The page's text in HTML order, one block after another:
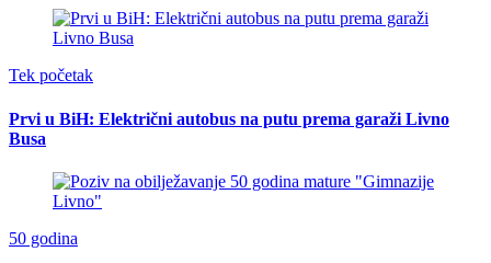
Tek početak
Prvi u BiH: Električni autobus na putu prema garaži Livno
Busa
50 godina